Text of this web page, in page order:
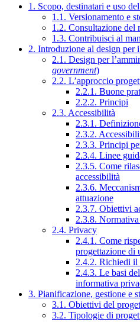
1. Scopo, destinatari e uso
1.1. Versionamento e
1.2. Consultazione del
1.3. Contribuisci al
2. Introduzione al design
2.1. Design per
government)
2.2. L’approccio
2.2.1. Buone
2.2.2. Principi
2.3. Accessibilità
2.3.1.
2.3.2.
2.3.3. Principi
2.3.4. Linee
2.3.5. Come
accessibilità
2.3.6.
attuazione
2.3.7. Obiettivi
2.3.8.
2.4. Privacy
2.4.1. Come
progettazione di
2.4.2. Richiedi il
2.4.3. Le basi
informativa
3. Pianificazione, gestione e
3.1. Obiettivi del
3.2. Tipologie di